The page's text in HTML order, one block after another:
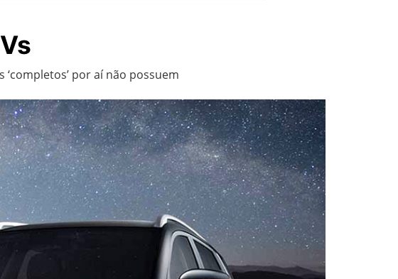
por aí não possuem